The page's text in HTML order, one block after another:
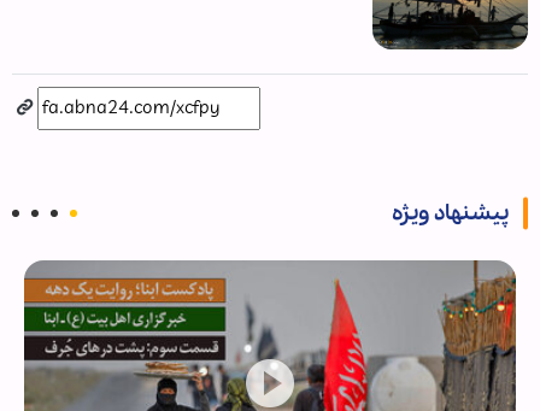
پیشنهاد ویژه